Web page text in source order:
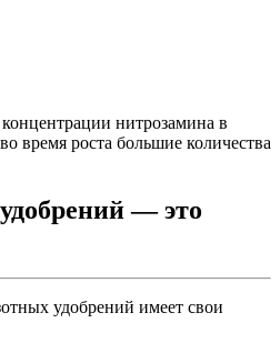
нитрозамина в
время роста большие количества
— это
удобрений имеет свои